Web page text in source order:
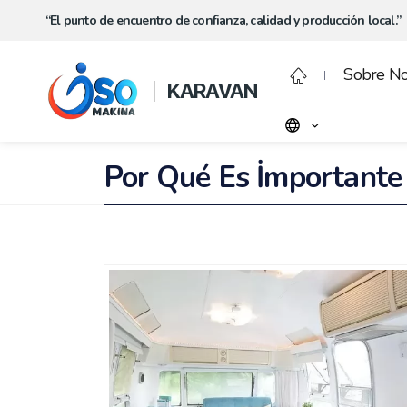
“El punto de encuentro de confianza, calidad y producción local.”
KARAVAN
Sobre
Por Qué Es